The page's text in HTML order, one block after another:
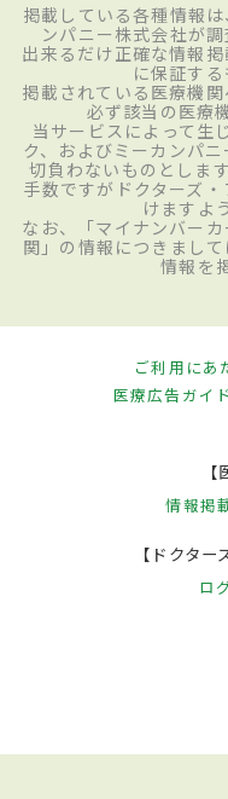
掲載している各種情報
ンパニー株式会社が
出来るだけ正確な情報
に保証する
掲載されている医療機
必ず該当の医療
当サービスによって生
ク、およびミーカンパ
切負わないものとしま
手数ですがドクターズ
けますよ
なお、「マイナンバー
関」の情報につきまし
情報を
ご利用にあ
医療広告ガイ
情報掲
【ドクタ
ロ